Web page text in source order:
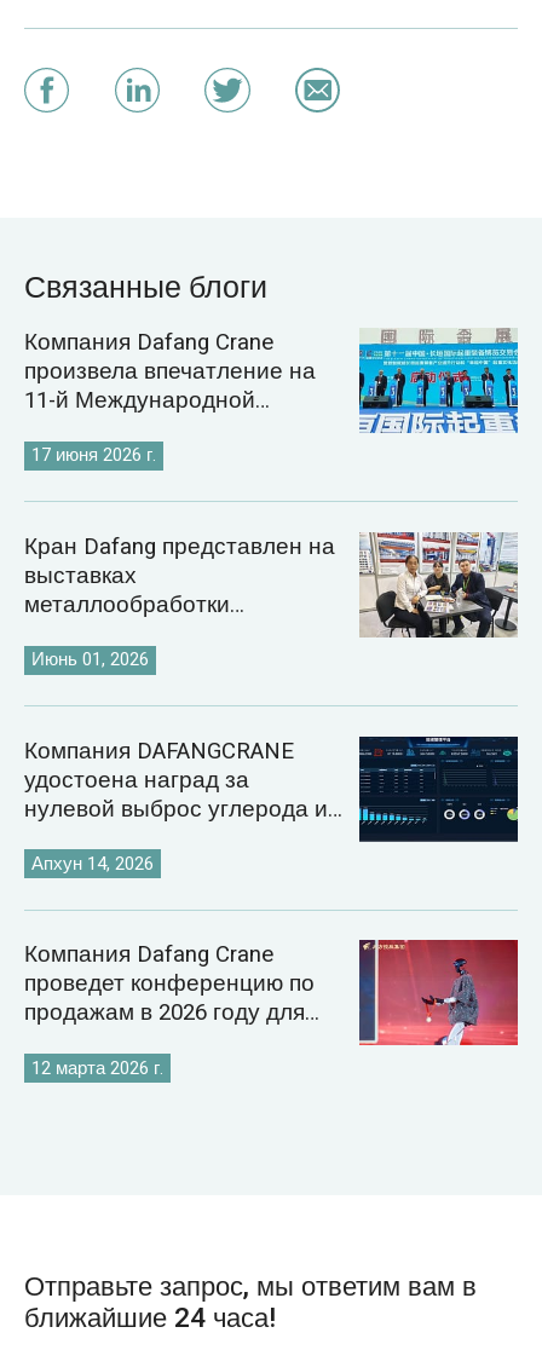
Связанные блоги
Компания Dafang Crane
произвела впечатление на
11-й Международной
Чанъюане.
17 июня 2026 г.
Кран Dafang представлен на
выставках
металлообработки
2026 года.
Июнь 01, 2026
Компания DAFANGCRANE
удостоена наград за
нулевой выброс углерода и
технологий в энергетику.
Апхун 14, 2026
Компания Dafang Crane
проведет конференцию по
продажам в 2026 году для
на мировом рынке кранов.
12 марта 2026 г.
Отправьте запрос, мы ответим вам в
ближайшие 24 часа!